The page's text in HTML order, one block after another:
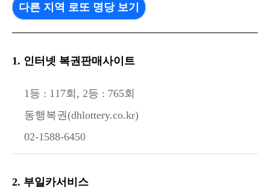
다른 지역 로또 명당 보기
1. 인터넷 복권판매사이트
1등 : 117회, 2등 : 765회
동행복권(dhlottery.co.kr)
02-1588-6450
2. 부일카서비스